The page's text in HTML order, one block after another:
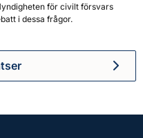
för civilt försvars
i dessa frågor.